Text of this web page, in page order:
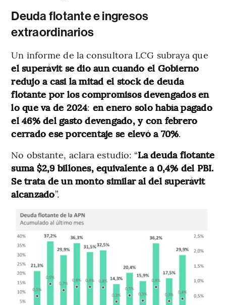
Deuda flotante e ingresos
extraordinarios
Un informe de la consultora LCG subraya que
el superávit se dio aun cuando el Gobierno
redujo a casi la mitad el stock de deuda
flotante por los compromisos devengados en
lo que va de 2024: en enero solo había pagado
el 46% del gasto devengado, y con febrero
cerrado ese porcentaje se elevó a 70%.
No obstante, aclara estudio: “La deuda flotante
suma $2,9 billones, equivalente a 0,4% del PBI.
Se trata de un monto similar al del superávit
alcanzado”.